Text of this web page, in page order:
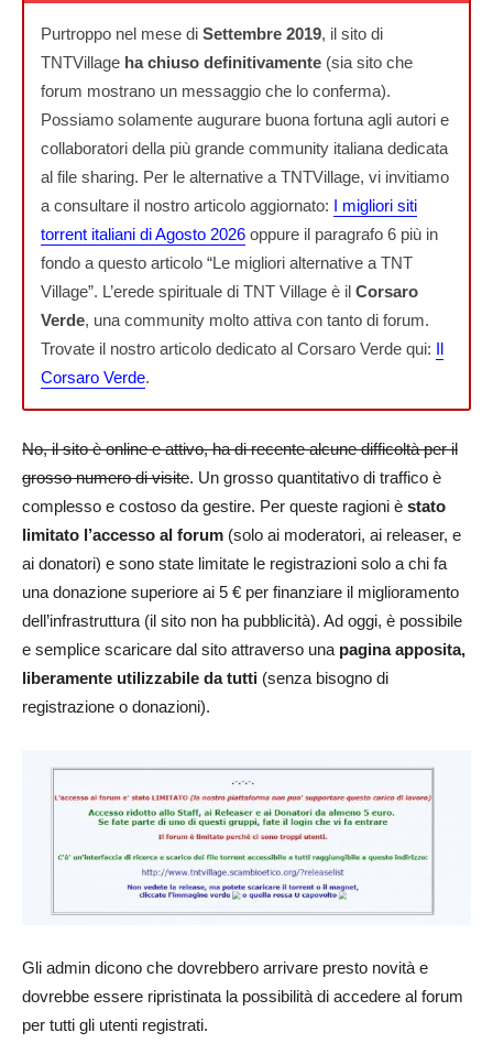
Purtroppo nel mese di Settembre 2019, il sito di
TNTVillage ha chiuso definitivamente (sia sito che
forum mostrano un messaggio che lo conferma).
Possiamo solamente augurare buona fortuna agli autori e
collaboratori della più grande community italiana dedicata
al file sharing. Per le alternative a TNTVillage, vi invitiamo
a consultare il nostro articolo aggiornato: I migliori siti
torrent italiani di Agosto 2026 oppure il paragrafo 6 più in
fondo a questo articolo “Le migliori alternative a TNT
Village”. L’erede spirituale di TNT Village è il Corsaro
Verde, una community molto attiva con tanto di forum.
Trovate il nostro articolo dedicato al Corsaro Verde qui: Il
Corsaro Verde.
No, il sito è online e attivo, ha di recente alcune difficoltà per il
grosso numero di visite. Un grosso quantitativo di traffico è
complesso e costoso da gestire. Per queste ragioni è stato
limitato l’accesso al forum (solo ai moderatori, ai releaser, e
ai donatori) e sono state limitate le registrazioni solo a chi fa
una donazione superiore ai 5 € per finanziare il miglioramento
dell’infrastruttura (il sito non ha pubblicità). Ad oggi, è possibile
e semplice scaricare dal sito attraverso una pagina apposita,
liberamente utilizzabile da tutti (senza bisogno di
registrazione o donazioni).
Gli admin dicono che dovrebbero arrivare presto novità e
dovrebbe essere ripristinata la possibilità di accedere al forum
per tutti gli utenti registrati.